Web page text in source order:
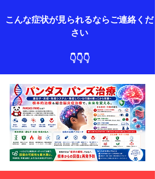
こんな症状が見られるならご連絡くだ
さい
👇👇👇